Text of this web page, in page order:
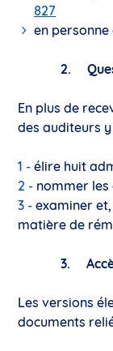
827
en personne
2.
En plus de
des auditeurs
élire huit
nommer
examiner
matière de
3.
Les versions
documents